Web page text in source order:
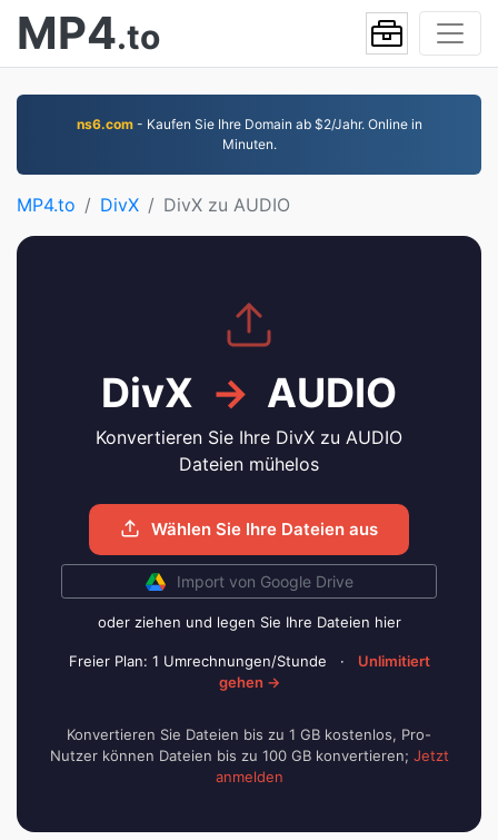
MP4.to
ns6.com- Kaufen Sie Ihre Domain ab $2/Jahr. Online in
Minuten.
MP4.to DivX DivX zu AUDIO
DivX → AUDIO
Konvertieren Sie Ihre DivX zu AUDIO
Dateien mühelos
Wählen Sie Ihre Dateien aus
Import von Google Drive
oder ziehen und legen Sie Ihre Dateien hier
Freier Plan: 1 Umrechnungen/Stunde ·
Unlimitiert
gehen →
Konvertieren Sie Dateien bis zu 1 GB kostenlos, Pro-
Nutzer können Dateien bis zu 100 GB konvertieren; Jetzt
anmelden